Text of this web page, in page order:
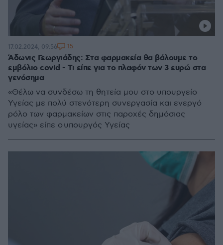
Άδωνις Γεωργιάδης: Στα φαρμακεία θα βάλουμε το
εμβόλιο covid - Τι είπε για το πλαφόν των 3 ευρώ στα
γενόσημα
«Θέλω να συνδέσω τη θητεία μου στο υπουργείο
Υγείας με πολύ στενότερη συνεργασία και ενεργό
ρόλο των φαρμακείων στις παροχές δημόσιας
υγείας» είπε ο υπουργός Υγείας
17.02.2024, 09:56 15